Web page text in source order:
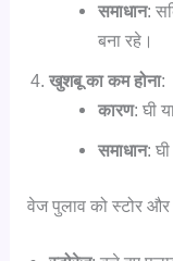
समाधान:
बना रहे।
खुशबू का कम होना:
कारण: घी
समाधान:
वेज पुलाव को स्टोर